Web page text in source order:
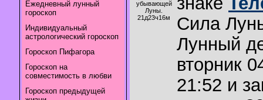
Ежедневный лунный
гороскоп
Индивидуальный
астрологический гороскоп
Гороскоп Пифагора
Гороскоп на
совместимость в любви
Гороскоп предыдущей
убывающей
Луны.
21д23ч16м
Сила
Лунный
вторник
21:52 и